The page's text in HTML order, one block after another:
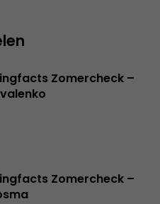
Zomercheck –
Zomercheck –